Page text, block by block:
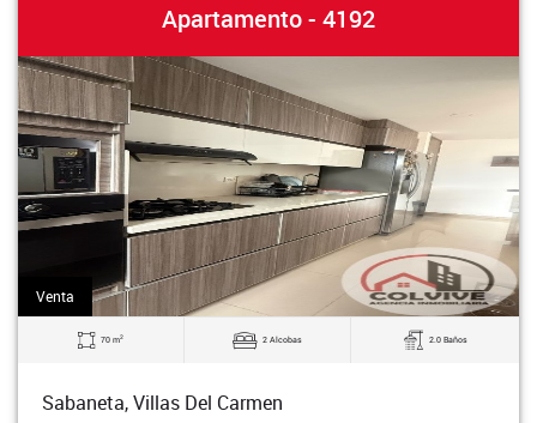
Apartamento - 4192
Venta
70 m2 2 Alcobas 2.0 Baños
Sabaneta, Villas Del Carmen